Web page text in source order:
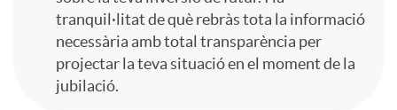
tranquil·litat de què rebràs tota la informació
necessària amb total transparència per
projectar la teva situació en el moment de la
jubilació.